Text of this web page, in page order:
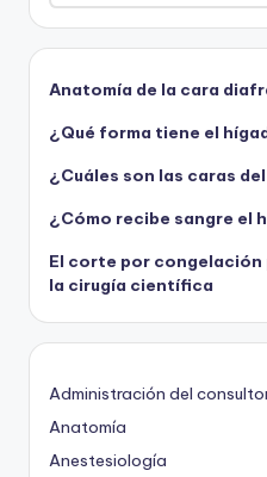
Anatomía de la cara
¿Qué forma tiene el
¿Cuáles son las caras
¿Cómo recibe sangre el
El corte por
la cirugía científica
Administración del
Anatomía
Anestesiología